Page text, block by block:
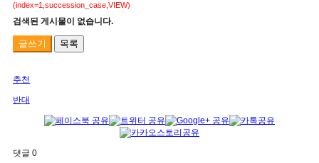
(index=1,succession_case,VIEW)
검색된 게시물이 없습니다.
글쓰기 목록
추천
반대
댓글 0